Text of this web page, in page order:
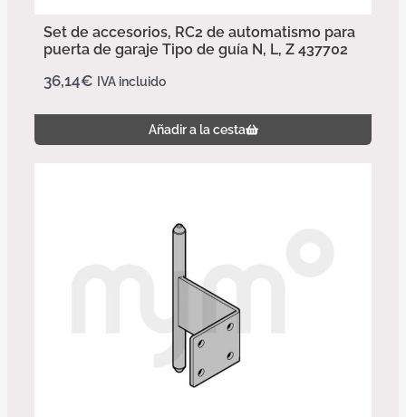
Set de accesorios, RC2 de automatismo para
puerta de garaje Tipo de guía N, L, Z 437702
36,14€ IVA incluido
Añadir a la cesta